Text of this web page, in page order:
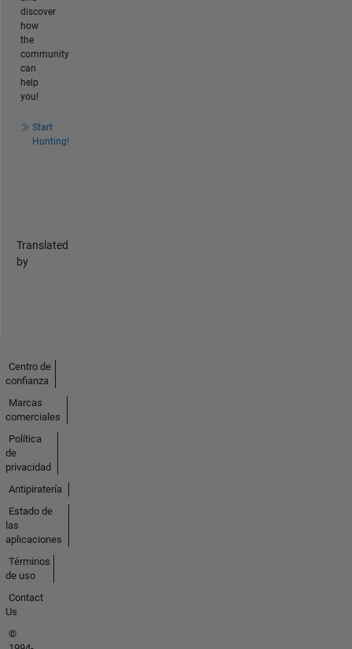
discover
how
the
community
can
help
you!
Start
Hunting!
Translated
by
Centro de
confianza
Marcas
comerciales
Política
de
privacidad
Antipiratería
Estado de
las
aplicaciones
Términos
de uso
Contact
Us
©